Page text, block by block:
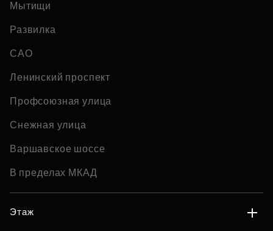
Мытищи
Развилка
САО
Ленинский проспект
Профсоюзная улица
Снежная улица
Варшавское шоссе
В пределах МКАД
Этаж